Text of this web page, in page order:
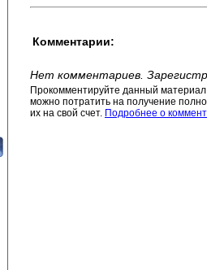
Комментарии:
Нет комментариев.
Прокомментируйте данный
можно потратить на получение
их на свой счет. Подробнее о